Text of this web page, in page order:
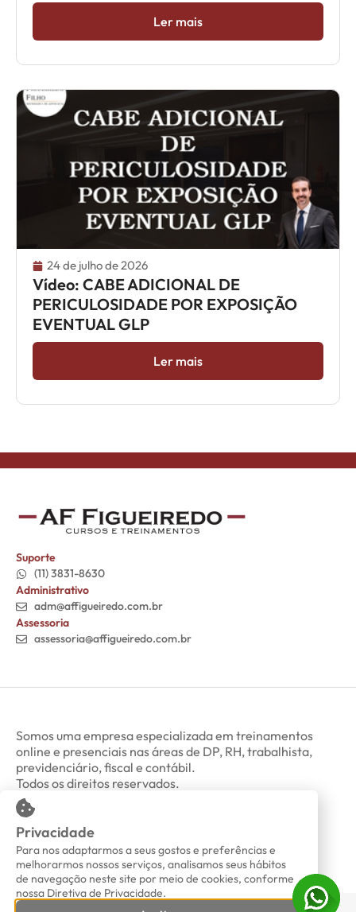
Ler mais
24 de julho de 2026
Vídeo: CABE ADICIONAL DE
PERICULOSIDADE POR EXPOSIÇÃO
EVENTUAL GLP
Ler mais
Suporte
(11) 3831-8630
Administrativo
adm@affigueiredo.com.br
Assessoria
assessoria@affigueiredo.com.br
Somos uma empresa especializada em treinamentos
online e presenciais nas áreas de DP, RH, trabalhista,
previdenciário, fiscal e contábil.
Todos os direitos reservados.
Minha Conta Política de Privacidade
Privacidade
Para nos adaptarmos a seus gostos e preferências e
melhorarmos nossos serviços, analisamos seus hábitos
de navegação neste site por meio de cookies, conforme
nossa Diretiva de Privacidade.